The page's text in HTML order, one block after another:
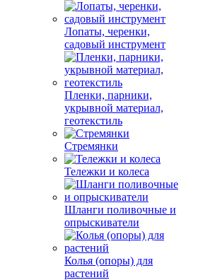
Лопаты, черенки,
садовый инструмент
Пленки, парники,
укрывной материал,
геотекстиль
Стремянки
Тележки и колеса
Шланги поливочные и
опрыскиватели
Колья (опоры) для
растений